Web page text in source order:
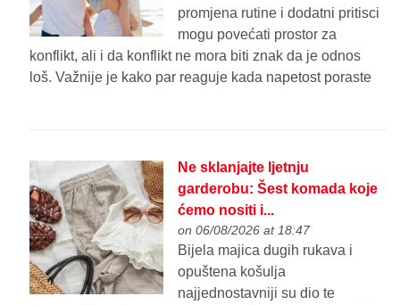
promjena rutine i dodatni pritisci
mogu povećati prostor za
konflikt, ali i da konflikt ne mora biti znak da je odnos
loš. Važnije je kako par reaguje kada napetost poraste
Ne sklanjajte ljetnju
garderobu: Šest komada koje
ćemo nositi i...
on 06/08/2026 at 18:47
Bijela majica dugih rukava i
opuštena košulja
najjednostavniji su dio te